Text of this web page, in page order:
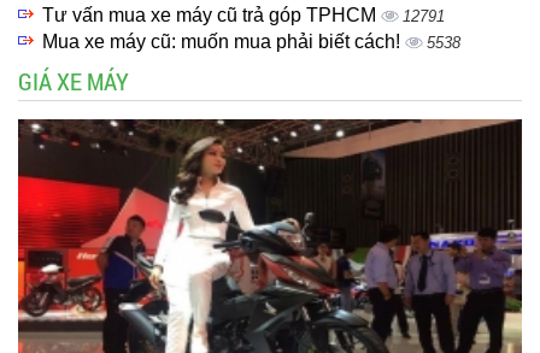
Tư vấn mua xe máy cũ trả góp TPHCM 12791
Mua xe máy cũ: muốn mua phải biết cách! 5538
GIÁ XE MÁY